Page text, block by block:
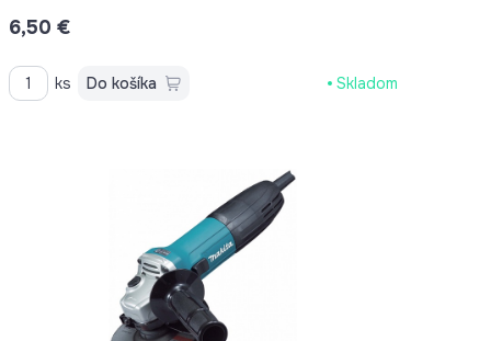
6,50 €
ks Do košíka Skladom